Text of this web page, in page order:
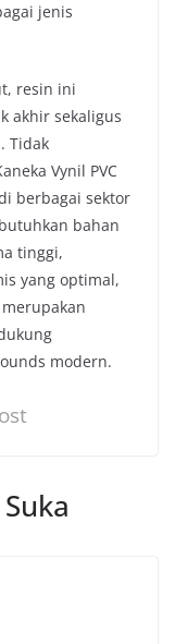
jenis
resin ini
akhir sekaligus
Tidak
Vynil PVC
berbagai sektor
bahan
tinggi,
yang optimal,
merupakan
modern.